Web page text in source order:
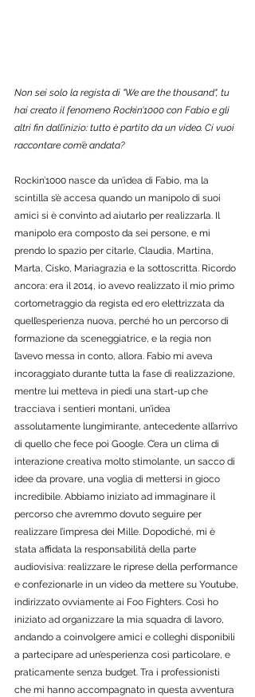
Non sei solo la regista di "We are the thousand", tu
hai creato il fenomeno Rockin’1000 con Fabio e gli
altri fin dall’inizio: tutto è partito da un video. Ci vuoi
raccontare com’è andata?
Rockin’1000 nasce da un’idea di Fabio, ma la
scintilla s’è accesa quando un manipolo di suoi
amici si è convinto ad aiutarlo per realizzarla. Il
manipolo era composto da sei persone, e mi
prendo lo spazio per citarle, Claudia, Martina,
Marta, Cisko, Mariagrazia e la sottoscritta. Ricordo
ancora: era il 2014, io avevo realizzato il mio primo
cortometraggio da regista ed ero elettrizzata da
quell’esperienza nuova, perché ho un percorso di
formazione da sceneggiatrice, e la regia non
l’avevo messa in conto, allora. Fabio mi aveva
incoraggiato durante tutta la fase di realizzazione,
mentre lui metteva in piedi una start-up che
tracciava i sentieri montani, un’idea
assolutamente lungimirante, antecedente all’arrivo
di quello che fece poi Google. C’era un clima di
interazione creativa molto stimolante, un sacco di
idee da provare, una voglia di mettersi in gioco
incredibile. Abbiamo iniziato ad immaginare il
percorso che avremmo dovuto seguire per
realizzare l’impresa dei Mille. Dopodiché, mi è
stata affidata la responsabilità della parte
audiovisiva: realizzare le riprese della performance
e confezionarle in un video da mettere su Youtube,
indirizzato ovviamente ai Foo Fighters. Così ho
iniziato ad organizzare la mia squadra di lavoro,
andando a coinvolgere amici e colleghi disponibili
a partecipare ad un’esperienza così particolare, e
praticamente senza budget. Tra i professionisti
che mi hanno accompagnato in questa avventura